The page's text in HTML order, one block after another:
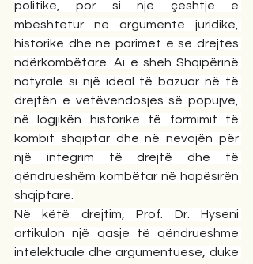
politike, por si një çështje e
mbështetur në argumente juridike,
historike dhe në parimet e së drejtës
ndërkombëtare. Ai e sheh Shqipërinë
natyrale si një ideal të bazuar në të
drejtën e vetëvendosjes së popujve,
në logjikën historike të formimit të
kombit shqiptar dhe në nevojën për
një integrim të drejtë dhe të
qëndrueshëm kombëtar në hapësirën
shqiptare.
Në këtë drejtim, Prof. Dr. Hyseni
artikulon një qasje të qëndrueshme
intelektuale dhe argumentuese, duke